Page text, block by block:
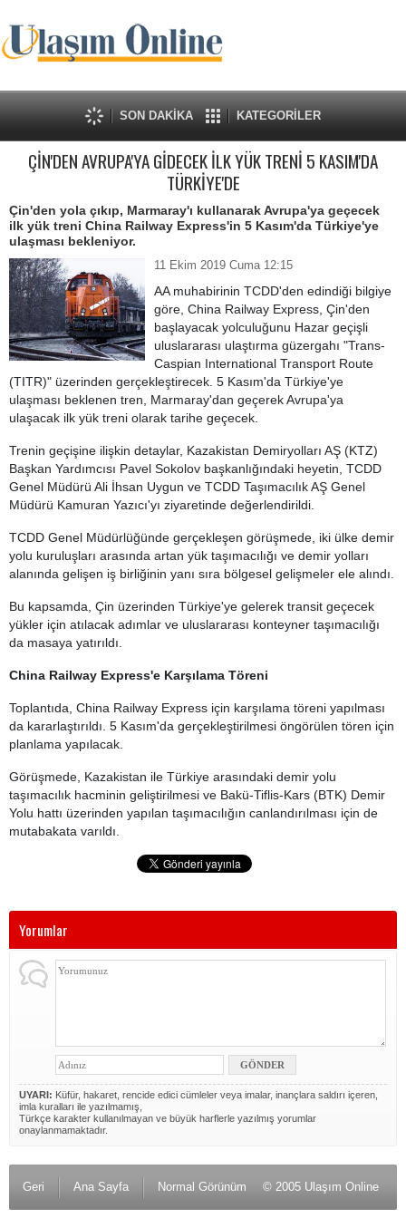
SON DAKİKA KATEGORİLER
ÇİN'DEN AVRUPA'YA GİDECEK İLK YÜK TRENİ 5 KASIM'DA
TÜRKİYE'DE
Çin'den yola çıkıp, Marmaray'ı kullanarak Avrupa'ya geçecek
ilk yük treni China Railway Express'in 5 Kasım'da Türkiye'ye
ulaşması bekleniyor.
11 Ekim 2019 Cuma 12:15
AA muhabirinin TCDD'den edindiği bilgiye
göre, China Railway Express, Çin'den
başlayacak yolculuğunu Hazar geçişli
uluslararası ulaştırma güzergahı "Trans-
Caspian International Transport Route
(TITR)" üzerinden gerçekleştirecek. 5 Kasım'da Türkiye'ye
ulaşması beklenen tren, Marmaray'dan geçerek Avrupa'ya
ulaşacak ilk yük treni olarak tarihe geçecek.
Trenin geçişine ilişkin detaylar, Kazakistan Demiryolları AŞ (KTZ)
Başkan Yardımcısı Pavel Sokolov başkanlığındaki heyetin, TCDD
Genel Müdürü Ali İhsan Uygun ve TCDD Taşımacılık AŞ Genel
Müdürü Kamuran Yazıcı'yı ziyaretinde değerlendirildi.
TCDD Genel Müdürlüğünde gerçekleşen görüşmede, iki ülke demir
yolu kuruluşları arasında artan yük taşımacılığı ve demir yolları
alanında gelişen iş birliğinin yanı sıra bölgesel gelişmeler ele alındı.
Bu kapsamda, Çin üzerinden Türkiye'ye gelerek transit geçecek
yükler için atılacak adımlar ve uluslararası konteyner taşımacılığı
da masaya yatırıldı.
China Railway Express'e Karşılama Töreni
Toplantıda, China Railway Express için karşılama töreni yapılması
da kararlaştırıldı. 5 Kasım'da gerçekleştirilmesi öngörülen tören için
planlama yapılacak.
Görüşmede, Kazakistan ile Türkiye arasındaki demir yolu
taşımacılık hacminin geliştirilmesi ve Bakü-Tiflis-Kars (BTK) Demir
Yolu hattı üzerinden yapılan taşımacılığın canlandırılması için de
mutabakata varıldı.
Yorumlar
UYARI: Küfür, hakaret, rencide edici cümleler veya imalar, inançlara saldırı içeren,
imla kuralları ile yazılmamış,
Türkçe karakter kullanılmayan ve büyük harflerle yazılmış yorumlar
onaylanmamaktadır.
Geri Ana Sayfa Normal Görünüm © 2005 Ulaşım Online